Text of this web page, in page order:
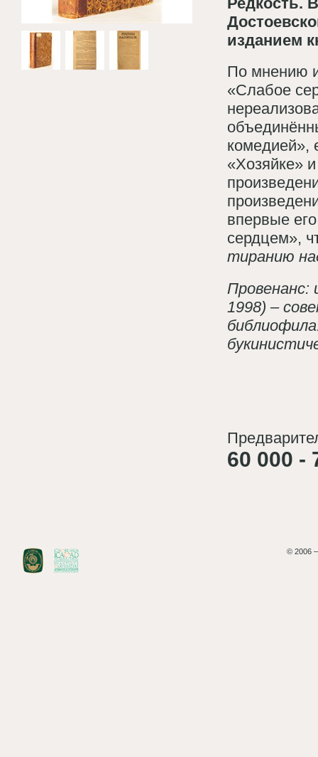
изданием
По мнению
«Слабое
комедией»,
«Хозяйке»
впервые
сердцем»,
тиранию
Провенанс:
1998) –
60 000 -
© 2006